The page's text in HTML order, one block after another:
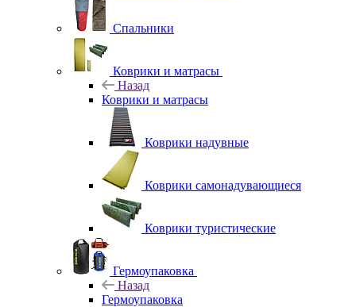
Спальники
Коврики и матрасы
Назад
Коврики и матрасы
Коврики надувные
Коврики самонадувающиеся
Коврики туристические
Гермоупаковка
Назад
Гермоупаковка